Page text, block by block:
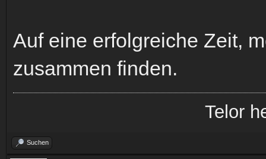
Auf eine erfolgreiche Zeit,
zusammen finden.
Telor
Suchen